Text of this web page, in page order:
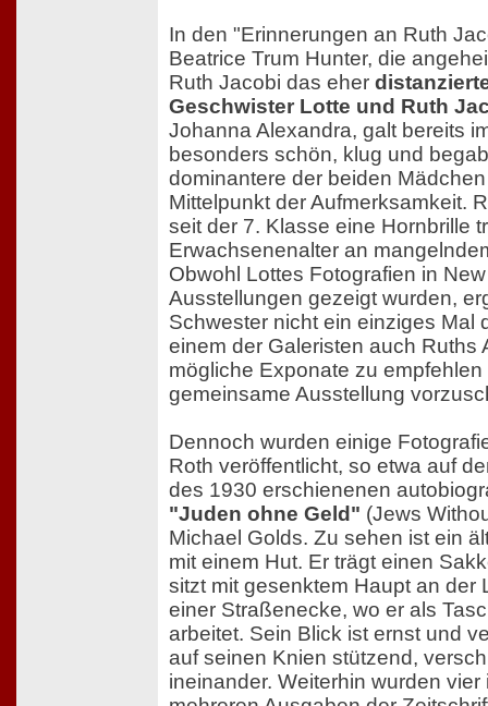
In den "Erinnerungen an Ruth
Beatrice Trum Hunter, die
Ruth Jacobi das eher
Geschwister Lotte und Ruth
Johanna Alexandra, galt bereits
besonders schön, klug und
dominantere der beiden
Mittelpunkt der Aufmerksamkeit.
seit der 7. Klasse eine Hornbrille
Erwachsenenalter an
Obwohl Lottes Fotografien in
Ausstellungen gezeigt wurden,
Schwester nicht ein einziges Mal
einem der Galeristen auch Ruths
mögliche Exponate zu
gemeinsame Ausstellung
Dennoch wurden einige
Roth veröffentlicht, so etwa auf
des 1930 erschienenen
"Juden ohne Geld" (Jews
Michael Golds. Zu sehen ist ein
mit einem Hut. Er trägt einen
sitzt mit gesenktem Haupt an der
einer Straßenecke, wo er als
arbeitet. Sein Blick ist ernst und
auf seinen Knien stützend,
ineinander. Weiterhin wurden vier